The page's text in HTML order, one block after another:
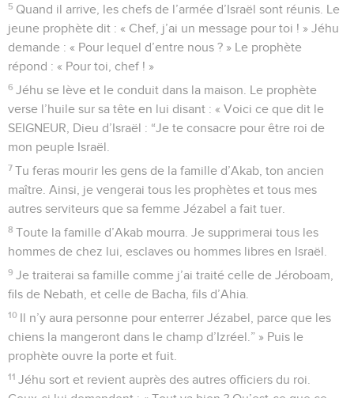
5 Quand il arrive, les chefs de l’armée d’Israël sont réunis. Le
jeune prophète dit : « Chef, j’ai un message pour toi ! » Jéhu
demande : « Pour lequel d’entre nous ? » Le prophète
répond : « Pour toi, chef ! »
6 Jéhu se lève et le conduit dans la maison. Le prophète
verse l’huile sur sa tête en lui disant : « Voici ce que dit le
SEIGNEUR, Dieu d’Israël : “Je te consacre pour être roi de
mon peuple Israël.
7 Tu feras mourir les gens de la famille d’Akab, ton ancien
maître. Ainsi, je vengerai tous les prophètes et tous mes
autres serviteurs que sa femme Jézabel a fait tuer.
8 Toute la famille d’Akab mourra. Je supprimerai tous les
hommes de chez lui, esclaves ou hommes libres en Israël.
9 Je traiterai sa famille comme j’ai traité celle de Jéroboam,
fils de Nebath, et celle de Bacha, fils d’Ahia.
10 Il n’y aura personne pour enterrer Jézabel, parce que les
chiens la mangeront dans le champ d’Izréel.” » Puis le
prophète ouvre la porte et fuit.
11 Jéhu sort et revient auprès des autres officiers du roi.